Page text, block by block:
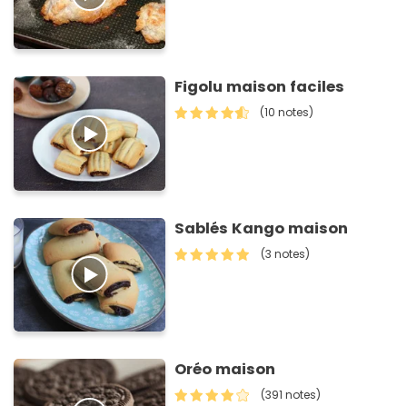
Figolu maison faciles
(10 notes)
Sablés Kango maison
(3 notes)
Oréo maison
(391 notes)